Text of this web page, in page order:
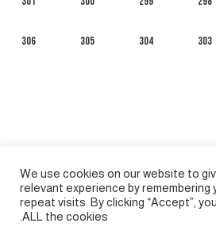
303
304
305
306
We use cookies on our website to
relevant experience by remembering
repeat visits. By clicking “Accept”,
ALL the cookies.